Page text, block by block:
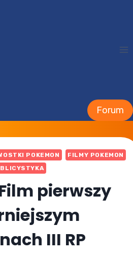
Forum
POKEMON
FILMY POKEMON
pierwszy
III RP